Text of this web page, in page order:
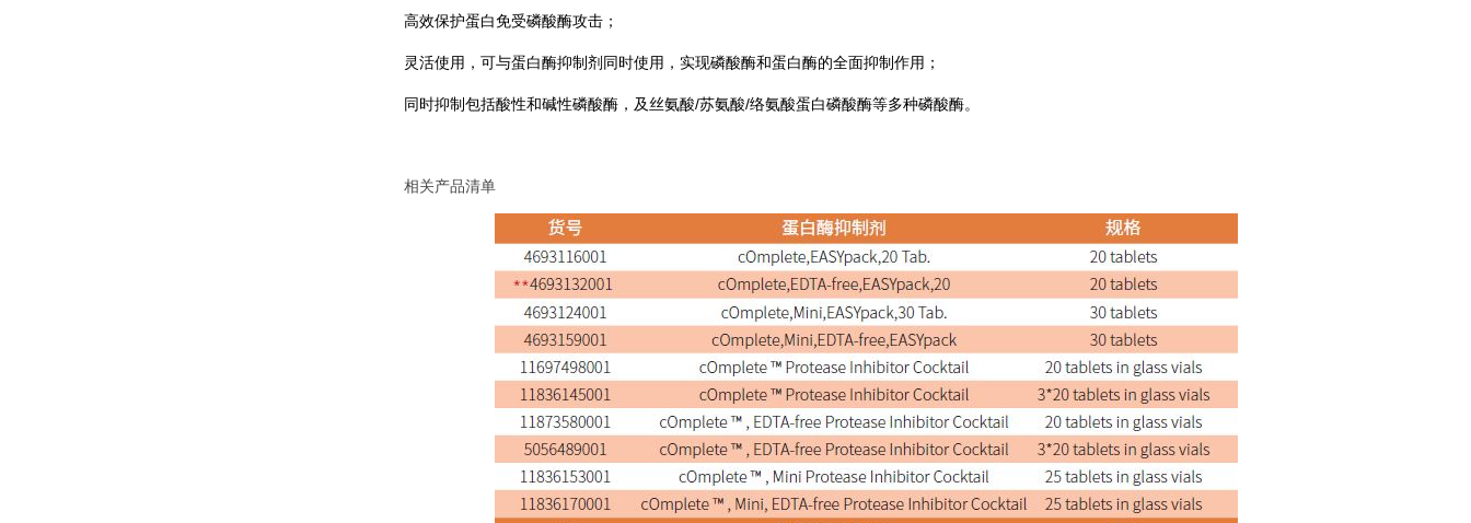
高效保护蛋白免受磷酸酶攻击；
灵活使用，可与蛋白酶抑制剂同时使用，实现磷酸酶和蛋白酶的全面抑制作用；
同时抑制包括酸性和碱性磷酸酶，及丝氨酸/苏氨酸/络氨酸蛋白磷酸酶等多种磷酸酶。
相关产品清单